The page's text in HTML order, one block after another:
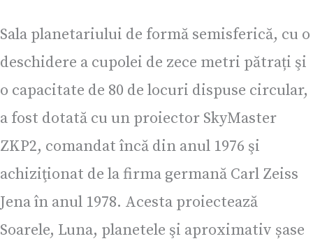
Sala planetariului de formă semisferică, cu o
deschidere a cupolei de zece metri pătrați şi
o capacitate de 80 de locuri dispuse circular,
a fost dotată cu un proiector SkyMaster
ZKP2, comandat încă din anul 1976 şi
achiziţionat de la firma germană Carl Zeiss
Jena în anul 1978. Acesta proiectează
Soarele, Luna, planetele şi aproximativ șase